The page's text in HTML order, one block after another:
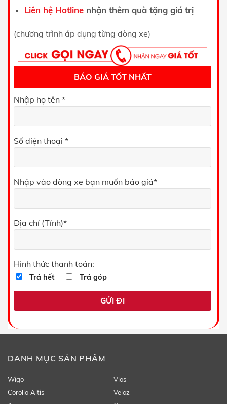
Liên hệ Hotlinenhận thêm quà tặng giá trị
(chương trình áp dụng từng dòng xe)
BÁO GIÁ TỐT NHẤT
Nhập họ tên *
Số điện thoại *
Nhập vào dòng xe bạn muốn báo giá*
Địa chỉ (Tỉnh)*
Hình thức thanh toán:
Trả hết Trả góp
DANH MỤC SẢN PHẨM
Wigo
Vios
Corolla Altis
Veloz